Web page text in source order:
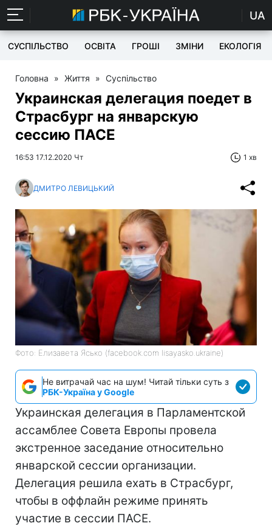
UA
СУСПІЛЬСТВО ОСВІТА ГРОШІ ЗМІНИ ЕКОЛОГІЯ
Головна » Життя » Суспільство
Украинская делегация поедет в
Страсбург на январскую
сессию ПАСЕ
16:53 17.12.2020 Чт 1 хв
ДМИТРО ЛЕВИЦЬКИЙ
Фото: Елизавета Ясько (facebook.com lisayasko.ukraine)
Не витрачай час на шум! Читай тільки суть з
РБК-Україна у Google
Украинская делегация в Парламентской
ассамблее Совета Европы провела
экстренное заседание относительно
январской сессии организации.
Делегация решила ехать в Страсбург,
чтобы в оффлайн режиме принять
участие в сессии ПАСЕ.